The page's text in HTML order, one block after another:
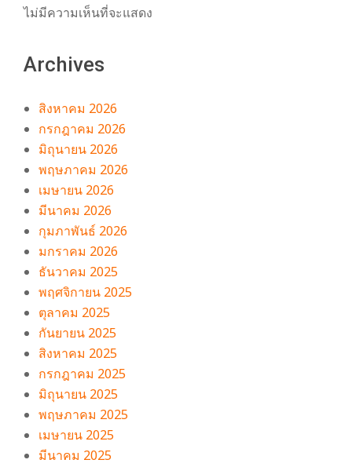
ไม่มีความเห็นที่จะแสดง
Archives
สิงหาคม 2026
กรกฎาคม 2026
มิถุนายน 2026
พฤษภาคม 2026
เมษายน 2026
มีนาคม 2026
กุมภาพันธ์ 2026
มกราคม 2026
ธันวาคม 2025
พฤศจิกายน 2025
ตุลาคม 2025
กันยายน 2025
สิงหาคม 2025
กรกฎาคม 2025
มิถุนายน 2025
พฤษภาคม 2025
เมษายน 2025
มีนาคม 2025